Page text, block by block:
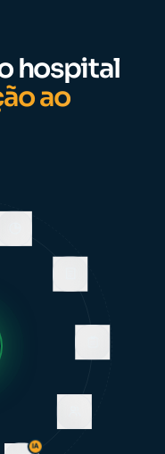
hospital
ao